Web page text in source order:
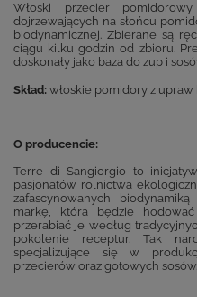
Włoski przecier
dojrzewających na słońcu
biodynamicznej. Zbierane są
ciągu kilku godzin od zbioru.
doskonały jako baza do zup i
Skład: włoskie pomidory z
O producencie:
Terre di Sangiorgio to
pasjonatów rolnictwa
zafascynowanych
markę, która będzie
przerabiać je według
pokolenie receptur. Tak
specjalizujące się w
przecierów oraz gotowych sosów.